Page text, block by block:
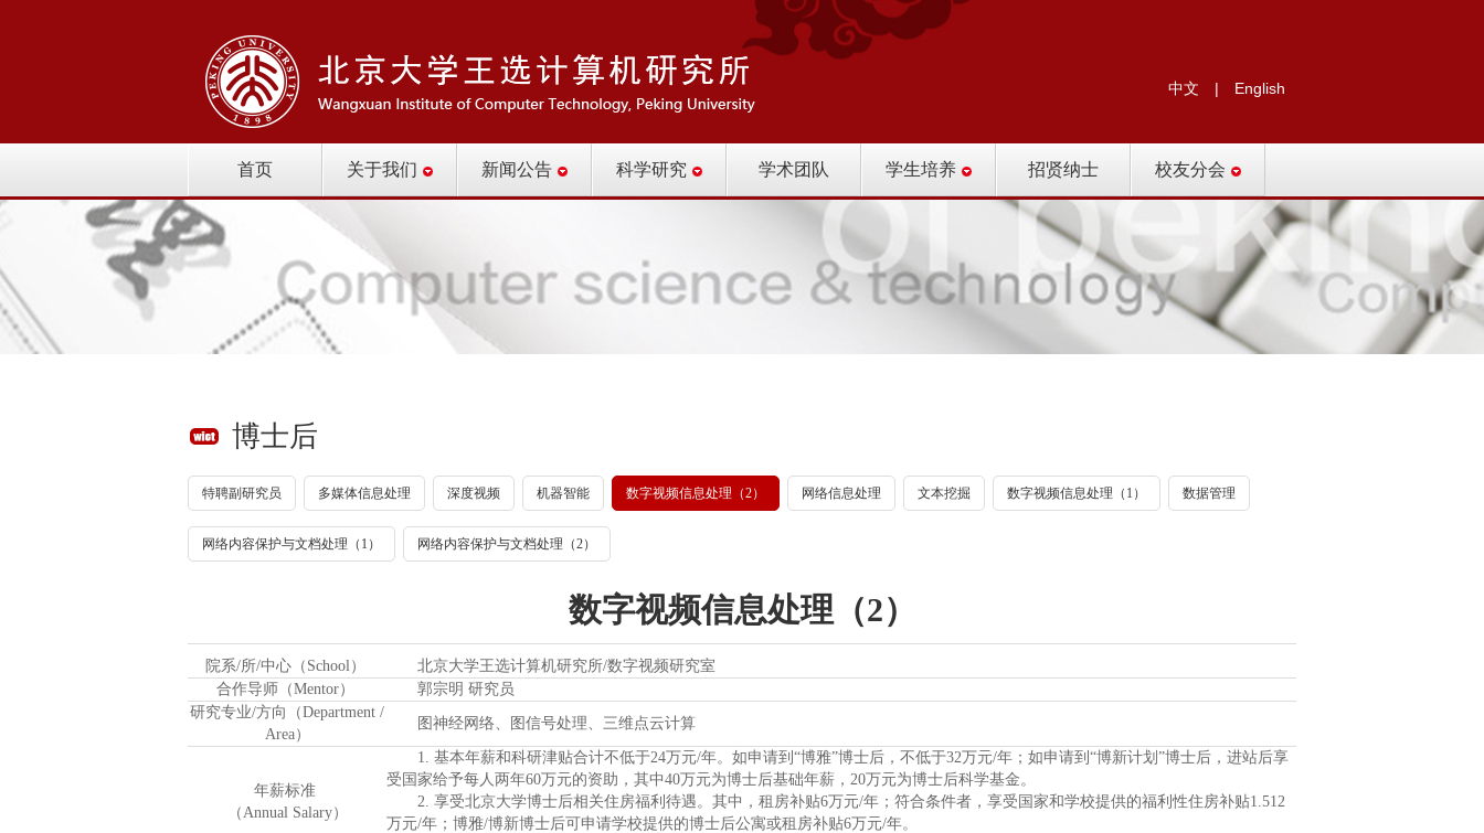
中文 | English
首页 关于我们 新闻公告 科学研究 学术团队 学生培养 招贤纳士 校友分会
博士后
特聘副研究员 多媒体信息处理 深度视频 机器智能 数字视频信息处理（2） 网络信息处理 文本挖掘 数字视频信息处理（1） 数据管理
网络内容保护与文档处理（1） 网络内容保护与文档处理（2）
数字视频信息处理（2）
院系/所/中心（School）
北京大学王选计算机研究所/数字视频研究室
合作导师（Mentor）
郭宗明 研究员
研究专业/方向（Department /
Area）
图神经网络、图信号处理、三维点云计算
年薪标准
（Annual Salary）
1. 基本年薪和科研津贴合计不低于24万元/年。如申请到“博雅”博士后，不低于32万元/年；如申请到“博新计划”博士后，进站后享
受国家给予每人两年60万元的资助，其中40万元为博士后基础年薪，20万元为博士后科学基金。
2. 享受北京大学博士后相关住房福利待遇。其中，租房补贴6万元/年；符合条件者，享受国家和学校提供的福利性住房补贴1.512
万元/年；博雅/博新博士后可申请学校提供的博士后公寓或租房补贴6万元/年。